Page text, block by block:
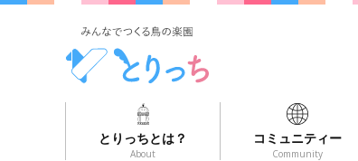
とりっちとは？
About
コミュニティー
Community